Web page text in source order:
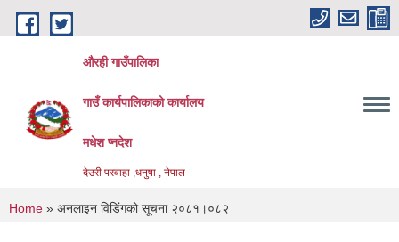
Skip to main content
औरही गाउँपालिका
गाउँ कार्यपालिकाको कार्यालय
मधेश प्नदेश
देउरी परवाहा ,धनुषा , नेपाल
You are here
Home » अनलाइन विडि‌ं‍गको सूचना २०८१।०८२